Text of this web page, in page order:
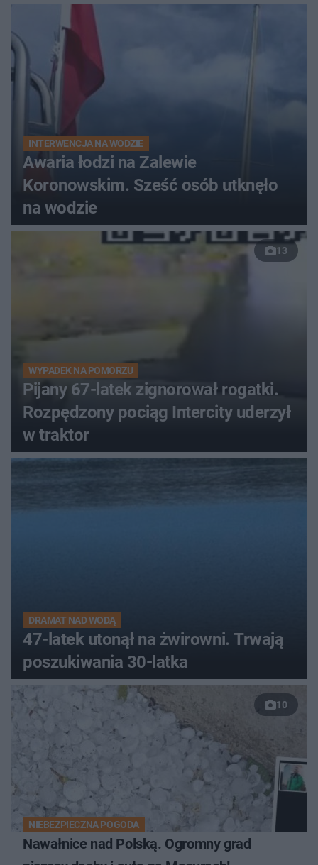
do szpitala
INTERWENCJA NA WODZIE
Awaria łodzi na Zalewie
Koronowskim. Sześć osób utknęło
na wodzie
13
WYPADEK NA POMORZU
Pijany 67-latek zignorował rogatki.
Rozpędzony pociąg Intercity uderzył
w traktor
DRAMAT NAD WODĄ
47-latek utonął na żwirowni. Trwają
poszukiwania 30-latka
10
NIEBEZPIECZNA POGODA
Nawałnice nad Polską. Ogromny grad